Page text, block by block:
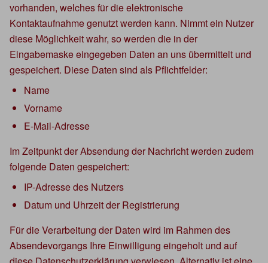
vorhanden, welches für die elektronische
Kontaktaufnahme genutzt werden kann. Nimmt ein Nutzer
diese Möglichkeit wahr, so werden die in der
Eingabemaske eingegeben Daten an uns übermittelt und
gespeichert. Diese Daten sind als Pflichtfelder:
Name
Vorname
E-Mail-Adresse
Im Zeitpunkt der Absendung der Nachricht werden zudem
folgende Daten gespeichert:
IP-Adresse des Nutzers
Datum und Uhrzeit der Registrierung
Für die Verarbeitung der Daten wird im Rahmen des
Absendevorgangs Ihre Einwilligung eingeholt und auf